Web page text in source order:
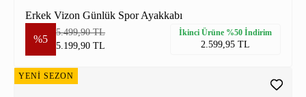
Erkek Vizon Günlük Spor Ayakkabı
%5
5.499,90 TL
5.199,90 TL
İkinci Ürüne %50 İndirim
2.599,95 TL
YENİ SEZON